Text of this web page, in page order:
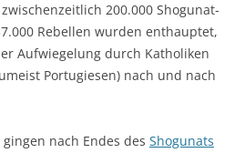
200.000 Shogunat-
Rebellen wurden enthauptet,
Aufwiegelung durch Katholiken
Portugiesen) nach und nach
nach Endes des Shogunats